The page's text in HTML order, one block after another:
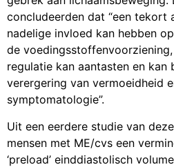
concludeerden dat “een tekort
nadelige invloed kan hebben
de
regulatie kan aantasten en kan
verergering van vermoeidheid
symptomatologie”.
Uit een eerdere studie van
mensen met ME/cvs een
‘preload’ einddiastolisch